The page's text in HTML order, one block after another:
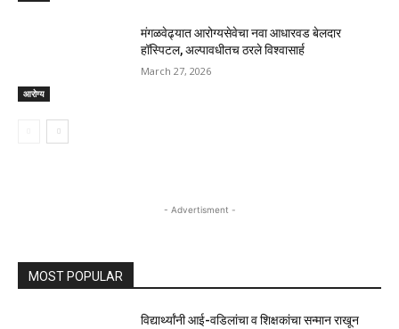
आरोग्य
मंगळवेढ्यात आरोग्यसेवेचा नवा आधारवड बेलदार
हॉस्पिटल, अल्पावधीतच ठरले विश्वासार्ह
March 27, 2026
- Advertisment -
MOST POPULAR
विद्यार्थ्यांनी आई-वडिलांचा व शिक्षकांचा सन्मान राखून